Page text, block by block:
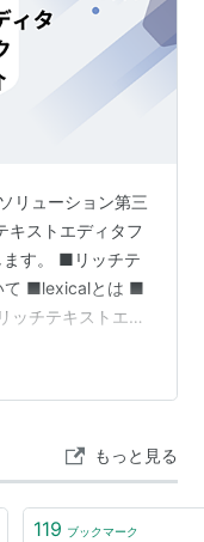
リューション第三
キストエディタフ
ます。 ■リッチテ
て ■lexicalとは ■
チテキストエデ
ますが 文字を入
引いたり、 ある
的機能が求められ
変な作業となる
もっと見る
119 ブックマーク